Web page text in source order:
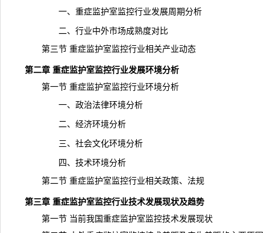
一、重症监护室监控行业发展周期分析
二、行业中外市场成熟度对比
第三节 重症监护室监控行业相关产业动态
第二章 重症监护室监控行业发展环境分析
第一节 重症监护室监控行业环境分析
一、政治法律环境分析
二、经济环境分析
三、社会文化环境分析
四、技术环境分析
第二节 重症监护室监控行业相关政策、法规
第三章 重症监护室监控行业技术发展现状及趋势
第一节 当前我国重症监护室监控技术发展现状